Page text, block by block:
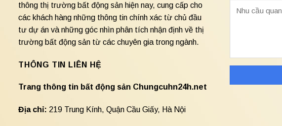
thông thị trường bất động sản hiện nay, cung cấp cho
các khách hàng những thông tin chính xác từ chủ đầu
tư dự án và những góc nhìn phân tích nhận định về thị
trường bất động sản từ các chuyên gia trong ngành.
THÔNG TIN LIÊN HỆ
Trang thông tin bất động sản Chungcuhn24h.net
Địa chỉ: 219 Trung Kính, Quận Cầu Giấy, Hà Nội